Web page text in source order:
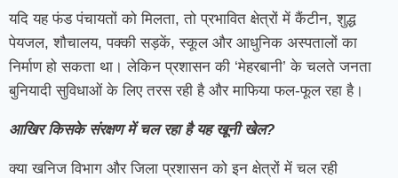
यदि यह फंड पंचायतों को मिलता, तो प्रभावित क्षेत्रों में कैंटीन, शुद्ध
पेयजल, शौचालय, पक्की सड़कें, स्कूल और आधुनिक अस्पतालों का
निर्माण हो सकता था। लेकिन प्रशासन की ‘मेहरबानी’ के चलते जनता
बुनियादी सुविधाओं के लिए तरस रही है और माफिया फल-फूल रहा है।
आखिर किसके संरक्षण में चल रहा है यह खूनी खेल?
क्या खनिज विभाग और जिला प्रशासन को इन क्षेत्रों में चल रही